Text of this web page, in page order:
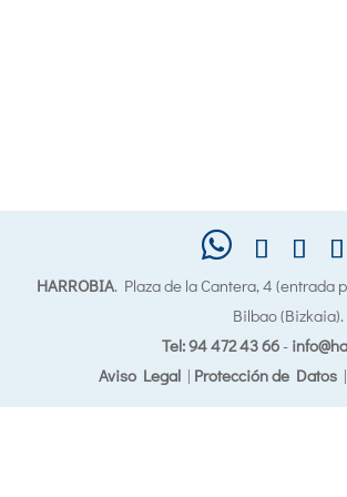
HARROBIA. Plaza de la Cantera, 4 (entrada
Bilbao (Bizkaia).
Tel: 94 472 43 66-
Aviso Legal| Protección de Datos|